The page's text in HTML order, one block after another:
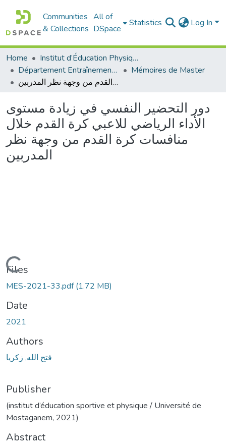
Communities
& Collections
All of
DSpace
Statistics Log In
Home
Institut d’Éducation Physique et Sportive
Département Entraînement Sportif (ES)
Mémoires de Master
دور التحضير النفسي في زيادة مستوى الأداء الرياضي للاعبي كرة القدم خلال منافسات كرة القدم من وجهة نظر المدربين
دور التحضير النفسي في زيادة مستوى
الأداء الرياضي للاعبي كرة القدم خلال
منافسات كرة القدم من وجهة نظر
المدربين
Loading...
Files
MES-2021-33.pdf(1.72 MB)
Date
2021
Authors
فتح الله, زكريا
Publisher
(institut d’éducation sportive et physique / Université de
Mostaganem, 2021)
Abstract